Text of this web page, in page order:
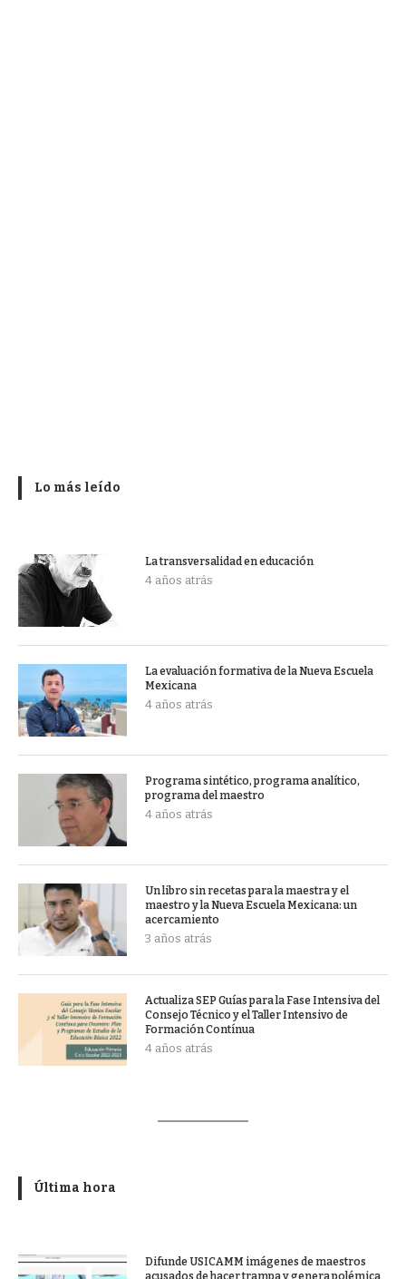
Lo más leído
La transversalidad en educación
4 años atrás
La evaluación formativa de la Nueva Escuela
Mexicana
4 años atrás
Programa sintético, programa analítico,
programa del maestro
4 años atrás
Un libro sin recetas para la maestra y el
maestro y la Nueva Escuela Mexicana: un
acercamiento
3 años atrás
Actualiza SEP Guías para la Fase Intensiva del
Consejo Técnico y el Taller Intensivo de
Formación Contínua
4 años atrás
Última hora
Difunde USICAMM imágenes de maestros
acusados de hacer trampa y genera polémica